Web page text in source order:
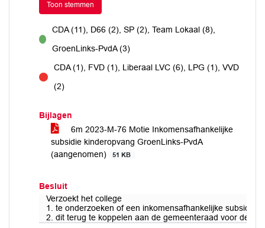
Toon stemmen
voor
CDA (11), D66 (2), SP (2), Team Lokaal (8),
GroenLinks-PvdA (3)
tegen
CDA (1), FVD (1), Liberaal LVC (6), LPG (1), VVD
(2)
Bijlagen
6m 2023-M-76 Motie Inkomensafhankelijke
subsidie kinderopvang GroenLinks-PvdA
(aangenomen)
51 KB
Besluit
Verzoekt het college
1. te onderzoeken of een inkomensafhankelijke subsidie
2. dit terug te koppelen aan de gemeenteraad voor de